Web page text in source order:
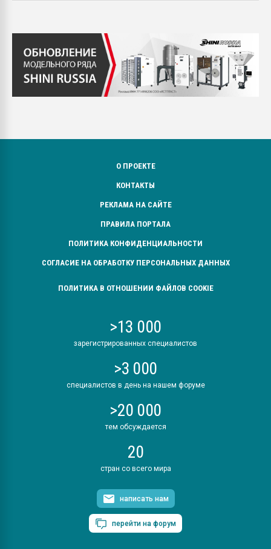
О ПРОЕКТЕ
КОНТАКТЫ
РЕКЛАМА НА САЙТЕ
ПРАВИЛА ПОРТАЛА
ПОЛИТИКА КОНФИДЕНЦИАЛЬНОСТИ
СОГЛАСИЕ НА ОБРАБОТКУ ПЕРСОНАЛЬНЫХ ДАННЫХ
ПОЛИТИКА В ОТНОШЕНИИ ФАЙЛОВ COOKIE
>13 000
зарегистрированных специалистов
>3 000
специалистов в день на нашем форуме
>20 000
тем обсуждается
20
стран со всего мира
написать нам
перейти на форум